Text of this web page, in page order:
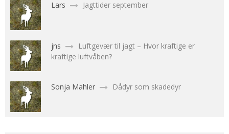
Lars Jagttider september
jns
Luftgevær til jagt – Hvor kraftige er
kraftige luftvåben?
Sonja Mahler Dådyr som skadedyr